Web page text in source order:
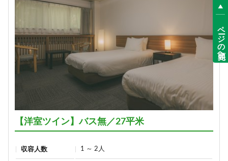
【洋室ツイン】バス無／27平米
収容人数 1 ～ 2人
ページの先頭へ